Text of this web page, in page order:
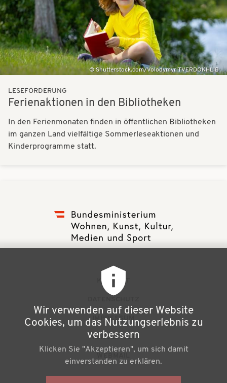
Shutterstock.com/Volodymyr TVERDOKHLIB
LESEFÖRDERUNG
Ferienaktionen in den Bibliotheken
In den Ferienmonaten finden in öffentlichen Bibliotheken
im ganzen Land vielfältige Sommerleseaktionen und
Kinderprogramme statt.
ß
e
KONTAKT
IMPRESSUM
NEWSLETTER
Wir verwenden auf dieser Website
Cookies, um das Nutzungserlebnis zu
verbessern
Klicken Sie "Akzeptieren", um sich damit
einverstanden zu erklären.